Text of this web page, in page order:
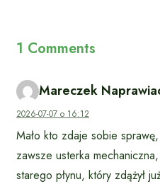
1 Comments
Mareczek
2026-07-07 o 16:12
Mało kto zdaje sobie
zawsze usterka
starego płynu, który zdążył